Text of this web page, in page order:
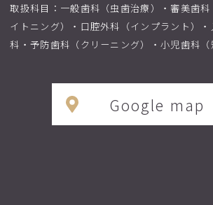
取扱科目：一般歯科（虫歯治療）・審美歯
イトニング）・口腔外科（インプラント）
科・予防歯科（クリーニング）・小児歯科（
Google map